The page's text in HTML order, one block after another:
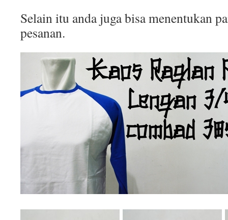
Selain itu anda juga bisa menentukan
pesanan.